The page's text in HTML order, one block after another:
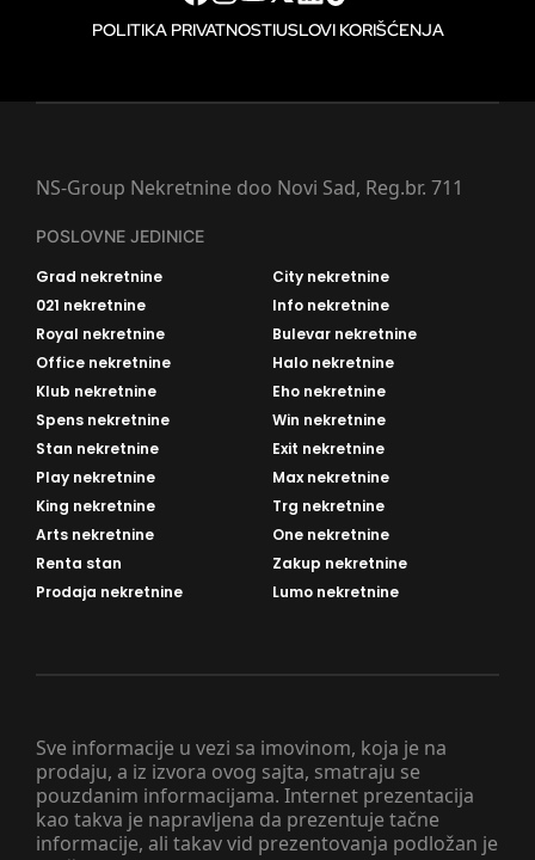
POLITIKA PRIVATNOSTIUSLOVI KORIŠĆENJA
Sve informacije u vezi sa imovinom, koja je na
prodaju, a iz izvora ovog sajta, smatraju se
pouzdanim informacijama. Internet prezentacija
kao takva je napravljena da prezentuje tačne
informacije, ali takav vid prezentovanja podložan je
NS-Group Nekretnine doo Novi Sad, Reg.br. 711
POSLOVNE JEDINICE
Grad nekretnine
City nekretnine
021 nekretnine
Info nekretnine
Royal nekretnine
Bulevar nekretnine
Office nekretnine
Halo nekretnine
Klub nekretnine
Eho nekretnine
Spens nekretnine
Win nekretnine
Stan nekretnine
Exit nekretnine
Play nekretnine
Max nekretnine
King nekretnine
Trg nekretnine
Arts nekretnine
One nekretnine
Renta stan
Zakup nekretnine
Prodaja nekretnine
Lumo nekretnine